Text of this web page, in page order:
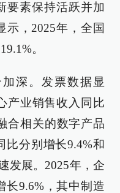
要素保持活跃并加
示，2025年，全国
。
深。发票数据显
产业销售收入同比
合相关的数字产品
比分别增长9.4%和
发展。2025年，企
长9.6%，其中制造